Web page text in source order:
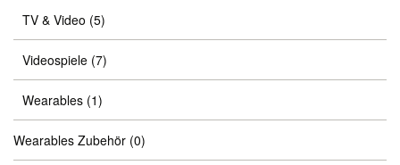
TV & Video (5)
Videospiele (7)
Wearables (1)
Wearables Zubehör (0)